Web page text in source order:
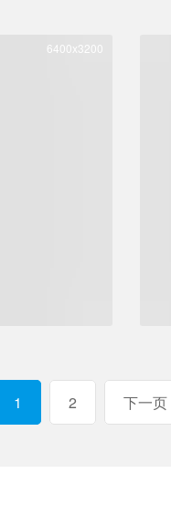
6400x3200
1 2 下一页